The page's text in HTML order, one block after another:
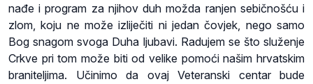
nađe i program za njihov duh možda ranjen sebičnošću i
zlom, koju ne može izliječiti ni jedan čovjek, nego samo
Bog snagom svoga Duha ljubavi. Radujem se što služenje
Crkve pri tom može biti od velike pomoći našim hrvatskim
braniteljima. Učinimo da ovaj Veteranski centar bude